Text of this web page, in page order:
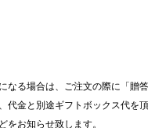
なる場合は、ご注文の際に「贈答
代金と別途ギフトボックス代を頂
お知らせ致します。